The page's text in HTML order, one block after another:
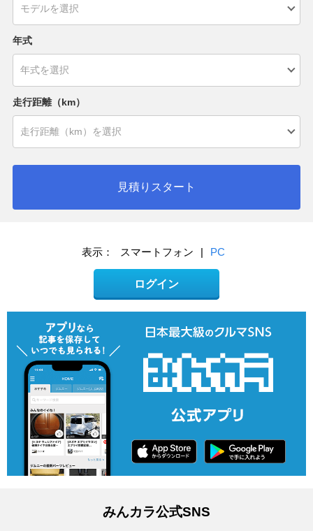
年式
走行距離（km）
見積りスタート
表示： スマートフォン | PC
ログイン
みんカラ公式SNS